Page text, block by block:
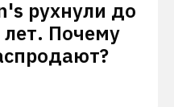
рухнули до
Почему